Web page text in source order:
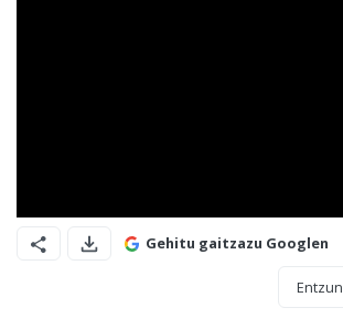
Gehitu gaitzazu Googlen
Entzun